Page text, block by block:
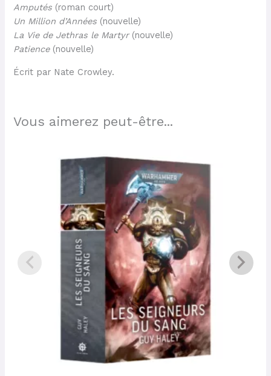
Amputés (roman court)
Un Million d’Années (nouvelle)
La Vie de Jethras le Martyr(nouvelle)
Patience(nouvelle)
Écrit par Nate Crowley.
Vous aimerez peut-être...